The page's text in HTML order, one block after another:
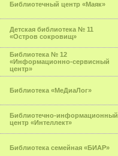
Библиотечный центр «Маяк»
Детская библиотека № 11
«Остров сокровищ»
Библиотека № 12
«Информационно-сервисный
центр»
Библиотека «МеДиаЛог»
Библиотечно-информационный
центр «Интеллект»
Библиотека семейная «БИАР»